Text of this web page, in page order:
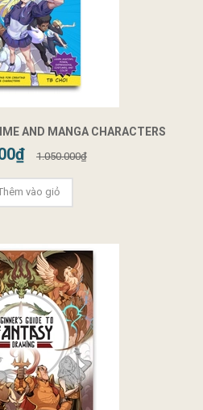
AND MANGA CHARACTERS
1.050.000₫
vào giỏ